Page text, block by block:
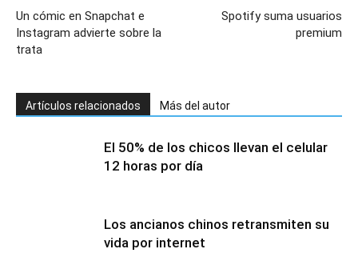
Un cómic en Snapchat e
Instagram advierte sobre la
trata
Spotify suma usuarios
premium
Artículos relacionados Más del autor
El 50% de los chicos llevan el celular
12 horas por día
Los ancianos chinos retransmiten su
vida por internet